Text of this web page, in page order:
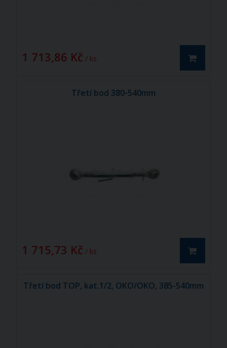
1 713,86 Kč / ks
Třetí bod 380-540mm
1 715,73 Kč / ks
Třetí bod TOP, kat.1/2, OKO/OKO, 385-540mm